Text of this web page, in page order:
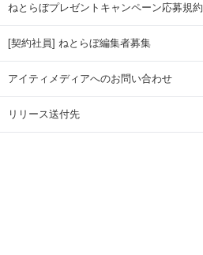
ねとらぼプレゼントキャンペーン応募規約
[契約社員] ねとらぼ編集者募集
アイティメディアへのお問い合わせ
リリース送付先